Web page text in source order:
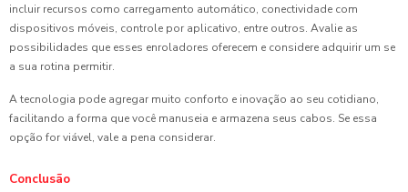
incluir recursos como carregamento automático, conectividade com
dispositivos móveis, controle por aplicativo, entre outros. Avalie as
possibilidades que esses enroladores oferecem e considere adquirir um se
a sua rotina permitir.
A tecnologia pode agregar muito conforto e inovação ao seu cotidiano,
facilitando a forma que você manuseia e armazena seus cabos. Se essa
opção for viável, vale a pena considerar.
Conclusão